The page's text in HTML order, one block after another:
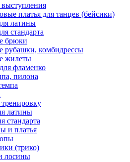
платья для танцев (бейсики)
латины
стандарта
брюки
рубашки, комбидрессы
жилеты
фламенко
пилона
латины
стандарта
и платья
(трико)
лосины